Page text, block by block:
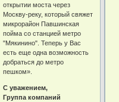
открытии моста через
Москву-реку, который свяжет
микрорайон Павшинская
пойма со станцией метро
"Мякинино". Теперь у Вас
есть еще одна возможность
добраться до метро
пешком».
С уважением,
Группа компаний